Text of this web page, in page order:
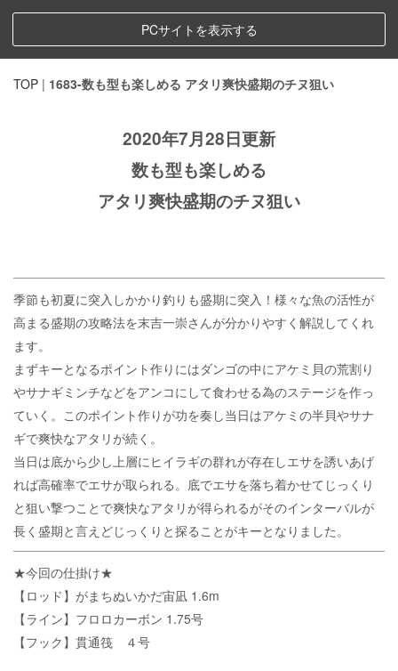
PCサイトを表示する
TOP | 1683-数も型も楽しめる アタリ爽快盛期のチヌ狙い
2020年7月28日更新
数も型も楽しめる
アタリ爽快盛期のチヌ狙い
季節も初夏に突入しかかり釣りも盛期に突入！様々な魚の活性が
高まる盛期の攻略法を末吉一崇さんが分かりやすく解説してくれ
ます。
まずキーとなるポイント作りにはダンゴの中にアケミ貝の荒割り
やサナギミンチなどをアンコにして食わせる為のステージを作っ
ていく。このポイント作りが功を奏し当日はアケミの半貝やサナ
ギで爽快なアタリが続く。
当日は底から少し上層にヒイラギの群れが存在しエサを誘いあげ
れば高確率でエサが取られる。底でエサを落ち着かせてじっくり
と狙い撃つことで爽快なアタリが得られるがそのインターバルが
長く盛期と言えどじっくりと探ることがキーとなりました。
★今回の仕掛け★
【ロッド】がまちぬいかだ宙凪 1.6m
【ライン】フロロカーボン 1.75号
【フック】貫通筏 ４号